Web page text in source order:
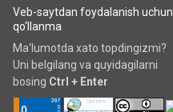
Veb-saytdan foydalanish uchun
qo‘llanma
Ma'lumotda xato topdingizmi?
Uni belgilang va quyidagilarni
bosing Ctrl + Enter